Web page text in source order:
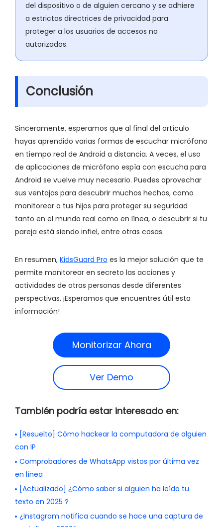
del dispositivo o de alguien cercano y se adhiere
a estrictas directrices de privacidad para
proteger a los usuarios de accesos no
autorizados.
Conclusión
Sinceramente, esperamos que al final del artículo
hayas aprendido varias formas de escuchar micrófono
en tiempo real de Android a distancia. A veces, el uso
de aplicaciones de micrófono espía con escucha para
Android se vuelve muy necesario. Puedes aprovechar
sus ventajas para descubrir muchos hechos, como
monitorear a tus hijos para proteger su seguridad
tanto en el mundo real como en línea, o descubrir si tu
pareja está siendo infiel, entre otras cosas.
En resumen, KidsGuard Pro es la mejor solución que te
permite monitorear en secreto las acciones y
actividades de otras personas desde diferentes
perspectivas. ¡Esperamos que encuentres útil esta
información!
Monitorizar Ahora
Ver Demo
También podría estar interesado en:
[Resuelto] Cómo hackear la computadora de alguien
con IP
Comprobadores de WhatsApp vistos por última vez
en línea
[Actualizado] ¿Cómo saber si alguien ha leído tu
texto en 2025 ?
¿Instagram notifica cuando se hace una captura de